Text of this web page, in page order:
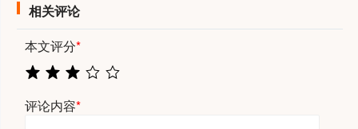
相关评论
本文评分*
评论内容*